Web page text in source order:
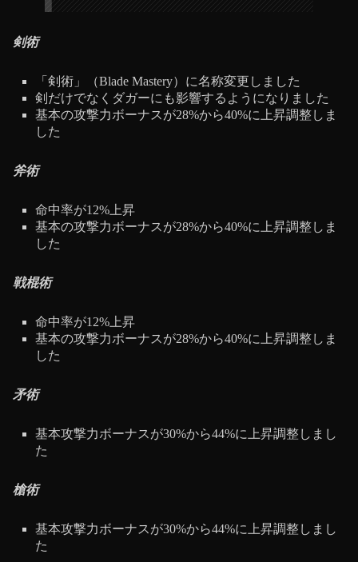
剣術
「剣術」（Blade Mastery）に名称変更しました
剣だけでなくダガーにも影響するようになりました
基本の攻撃力ボーナスが28%から40%に上昇調整しま
した
斧術
命中率が12%上昇
基本の攻撃力ボーナスが28%から40%に上昇調整しま
した
戦棍術
命中率が12%上昇
基本の攻撃力ボーナスが28%から40%に上昇調整しま
した
矛術
基本攻撃力ボーナスが30%から44%に上昇調整しまし
た
槍術
基本攻撃力ボーナスが30%から44%に上昇調整しまし
た